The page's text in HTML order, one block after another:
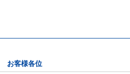
お客様各位